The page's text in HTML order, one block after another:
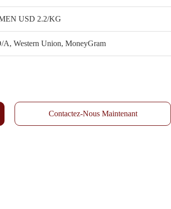
USD 2.2/KG
A, Western Union, MoneyGram
Contactez-Nous Maintenant